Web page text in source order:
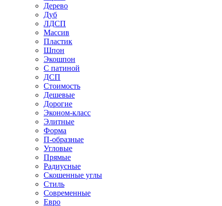
Дерево
Дуб
ЛДСП
Массив
Пластик
Шпон
Экошпон
С патиной
ДСП
Стоимость
Дешевые
Дорогие
Эконом-класс
Элитные
Форма
П-образные
Угловые
Прямые
Радиусные
Скошенные углы
Стиль
Современные
Евро